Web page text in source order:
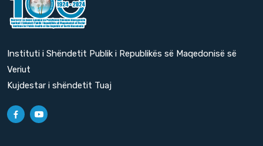
Instituti i Shëndetit Publik i Republikës së Maqedonisë së
Veriut
Kujdestar i shëndetit Tuaj